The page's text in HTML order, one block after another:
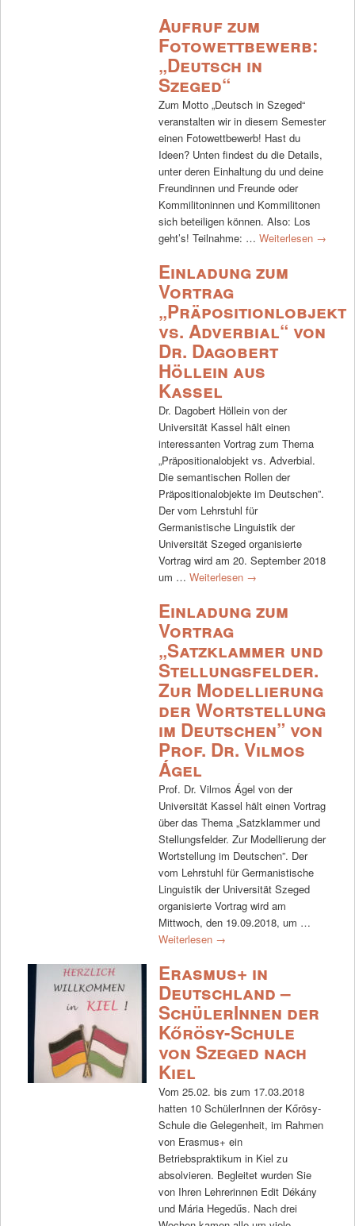
Aufruf zum
Fotowettbewerb:
„Deutsch in
Szeged“
Zum Motto „Deutsch in Szeged“
veranstalten wir in diesem Semester
einen Fotowettbewerb! Hast du
Ideen? Unten findest du die Details,
unter deren Einhaltung du und deine
Freundinnen und Freunde oder
Kommilitoninnen und Kommilitonen
sich beteiligen können. Also: Los
geht’s! Teilnahme: … Weiterlesen →
Einladung zum
Vortrag
„Präpositionlobjekt
vs. Adverbial“ von
Dr. Dagobert
Höllein aus
Kassel
Dr. Dagobert Höllein von der
Universität Kassel hält einen
interessanten Vortrag zum Thema
„Präpositionalobjekt vs. Adverbial.
Die semantischen Rollen der
Präpositionalobjekte im Deutschen”.
Der vom Lehrstuhl für
Germanistische Linguistik der
Universität Szeged organisierte
Vortrag wird am 20. September 2018
um … Weiterlesen →
Einladung zum
Vortrag
„Satzklammer und
Stellungsfelder.
Zur Modellierung
der Wortstellung
im Deutschen” von
Prof. Dr. Vilmos
Ágel
Prof. Dr. Vilmos Ágel von der
Universität Kassel hält einen Vortrag
über das Thema „Satzklammer und
Stellungsfelder. Zur Modellierung der
Wortstellung im Deutschen”. Der
vom Lehrstuhl für Germanistische
Linguistik der Universität Szeged
organisierte Vortrag wird am
Mittwoch, den 19.09.2018, um …
Weiterlesen →
Erasmus+ in
Deutschland –
SchülerInnen der
Kőrösy-Schule
von Szeged nach
Kiel
Vom 25.02. bis zum 17.03.2018
hatten 10 SchülerInnen der Kőrösy-
Schule die Gelegenheit, im Rahmen
von Erasmus+ ein
Betriebspraktikum in Kiel zu
absolvieren. Begleitet wurden Sie
von Ihren Lehrerinnen Edit Dékány
und Mária Hegedűs. Nach drei